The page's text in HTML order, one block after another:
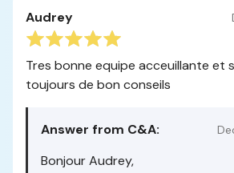
Audrey
Tres bonne equipe acceuillante et
toujours de bon conseils
Answer from C&A:
Bonjour Audrey,